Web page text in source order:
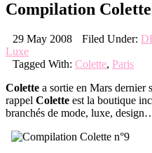
Compilation
29 May 2008 Filed Under:
Luxe
Tagged With: Colette, Paris
Colette a sortie en Mars dernier
rappel Colette est la boutique
branchés de mode, luxe,